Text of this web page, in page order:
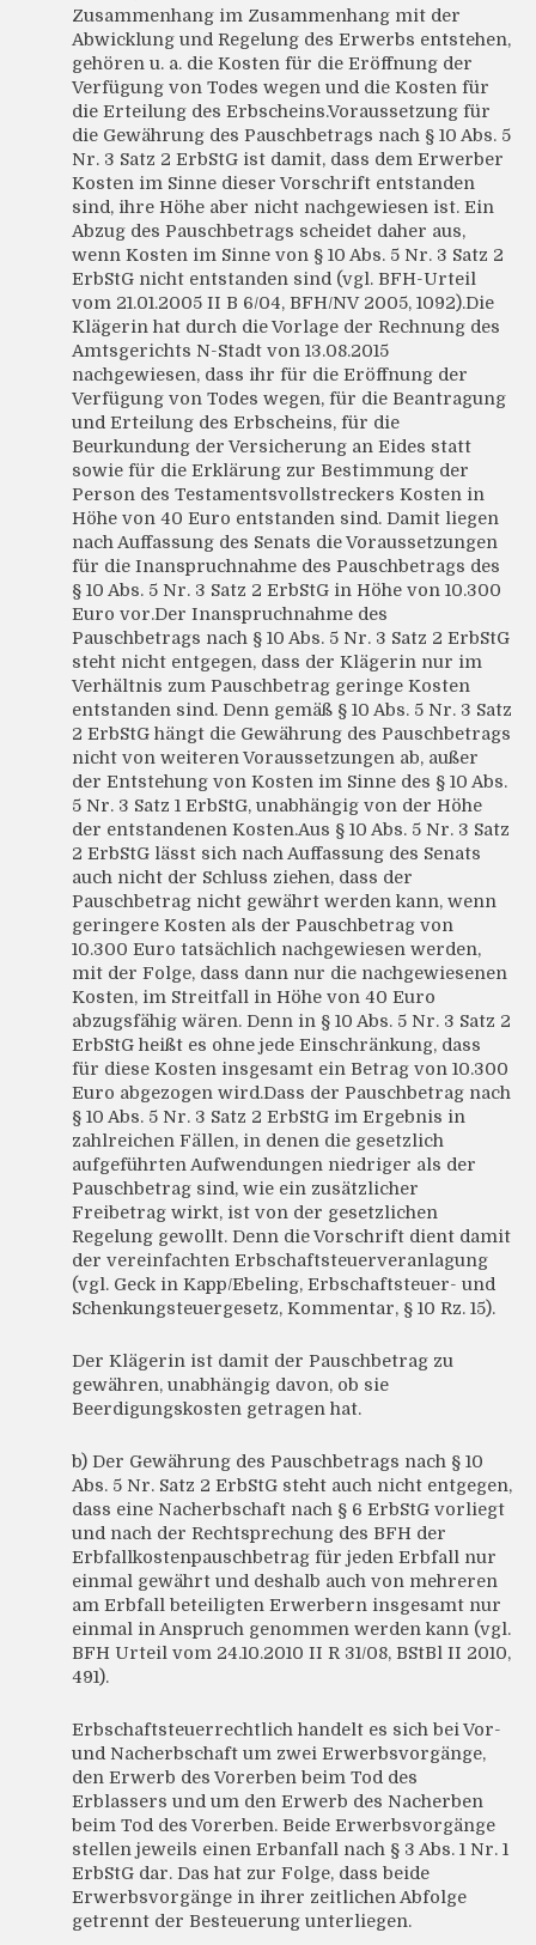
Zusammenhang im Zusammenhang mit der
Abwicklung und Regelung des Erwerbs entstehen,
gehören u. a. die Kosten für die Eröffnung der
Verfügung von Todes wegen und die Kosten für
die Erteilung des Erbscheins.Voraussetzung für
die Gewährung des Pauschbetrags nach § 10 Abs. 5
Nr. 3 Satz 2 ErbStG ist damit, dass dem Erwerber
Kosten im Sinne dieser Vorschrift entstanden
sind, ihre Höhe aber nicht nachgewiesen ist. Ein
Abzug des Pauschbetrags scheidet daher aus,
wenn Kosten im Sinne von § 10 Abs. 5 Nr. 3 Satz 2
ErbStG nicht entstanden sind (vgl. BFH-Urteil
vom 21.01.2005 II B 6/04, BFH/NV 2005, 1092).Die
Klägerin hat durch die Vorlage der Rechnung des
Amtsgerichts N-Stadt von 13.08.2015
nachgewiesen, dass ihr für die Eröffnung der
Verfügung von Todes wegen, für die Beantragung
und Erteilung des Erbscheins, für die
Beurkundung der Versicherung an Eides statt
sowie für die Erklärung zur Bestimmung der
Person des Testamentsvollstreckers Kosten in
Höhe von 40 Euro entstanden sind. Damit liegen
nach Auffassung des Senats die Voraussetzungen
für die Inanspruchnahme des Pauschbetrags des
§ 10 Abs. 5 Nr. 3 Satz 2 ErbStG in Höhe von 10.300
Euro vor.Der Inanspruchnahme des
Pauschbetrags nach § 10 Abs. 5 Nr. 3 Satz 2 ErbStG
steht nicht entgegen, dass der Klägerin nur im
Verhältnis zum Pauschbetrag geringe Kosten
entstanden sind. Denn gemäß § 10 Abs. 5 Nr. 3 Satz
2 ErbStG hängt die Gewährung des Pauschbetrags
nicht von weiteren Voraussetzungen ab, außer
der Entstehung von Kosten im Sinne des § 10 Abs.
5 Nr. 3 Satz 1 ErbStG, unabhängig von der Höhe
der entstandenen Kosten.Aus § 10 Abs. 5 Nr. 3 Satz
2 ErbStG lässt sich nach Auffassung des Senats
auch nicht der Schluss ziehen, dass der
Pauschbetrag nicht gewährt werden kann, wenn
geringere Kosten als der Pauschbetrag von
10.300 Euro tatsächlich nachgewiesen werden,
mit der Folge, dass dann nur die nachgewiesenen
Kosten, im Streitfall in Höhe von 40 Euro
abzugsfähig wären. Denn in § 10 Abs. 5 Nr. 3 Satz 2
ErbStG heißt es ohne jede Einschränkung, dass
für diese Kosten insgesamt ein Betrag von 10.300
Euro abgezogen wird.Dass der Pauschbetrag nach
§ 10 Abs. 5 Nr. 3 Satz 2 ErbStG im Ergebnis in
zahlreichen Fällen, in denen die gesetzlich
aufgeführten Aufwendungen niedriger als der
Pauschbetrag sind, wie ein zusätzlicher
Freibetrag wirkt, ist von der gesetzlichen
Regelung gewollt. Denn die Vorschrift dient damit
der vereinfachten Erbschaftsteuerveranlagung
(vgl. Geck in Kapp/Ebeling, Erbschaftsteuer- und
Schenkungsteuergesetz, Kommentar, § 10 Rz. 15).
Der Klägerin ist damit der Pauschbetrag zu
gewähren, unabhängig davon, ob sie
Beerdigungskosten getragen hat.
b) Der Gewährung des Pauschbetrags nach § 10
Abs. 5 Nr. Satz 2 ErbStG steht auch nicht entgegen,
dass eine Nacherbschaft nach § 6 ErbStG vorliegt
und nach der Rechtsprechung des BFH der
Erbfallkostenpauschbetrag für jeden Erbfall nur
einmal gewährt und deshalb auch von mehreren
am Erbfall beteiligten Erwerbern insgesamt nur
einmal in Anspruch genommen werden kann (vgl.
BFH Urteil vom 24.10.2010 II R 31/08, BStBl II 2010,
491).
Erbschaftsteuerrechtlich handelt es sich bei Vor-
und Nacherbschaft um zwei Erwerbsvorgänge,
den Erwerb des Vorerben beim Tod des
Erblassers und um den Erwerb des Nacherben
beim Tod des Vorerben. Beide Erwerbsvorgänge
stellen jeweils einen Erbanfall nach § 3 Abs. 1 Nr. 1
ErbStG dar. Das hat zur Folge, dass beide
Erwerbsvorgänge in ihrer zeitlichen Abfolge
getrennt der Besteuerung unterliegen.